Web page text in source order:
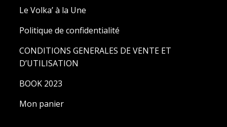
Le Volka’ à la Une
Politique de confidentialité
CONDITIONS GENERALES DE VENTE ET
D’UTILISATION
BOOK 2023
Mon panier